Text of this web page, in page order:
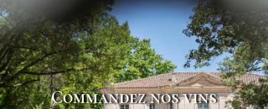
Commandez nos vins